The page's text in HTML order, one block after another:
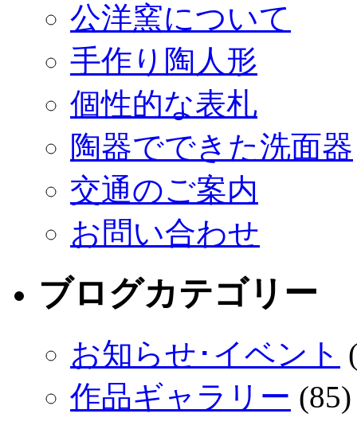
公洋窯について
手作り陶人形
個性的な表札
陶器でできた洗面器
交通のご案内
お問い合わせ
ブログカテゴリー
お知らせ･イベント
作品ギャラリー (85)